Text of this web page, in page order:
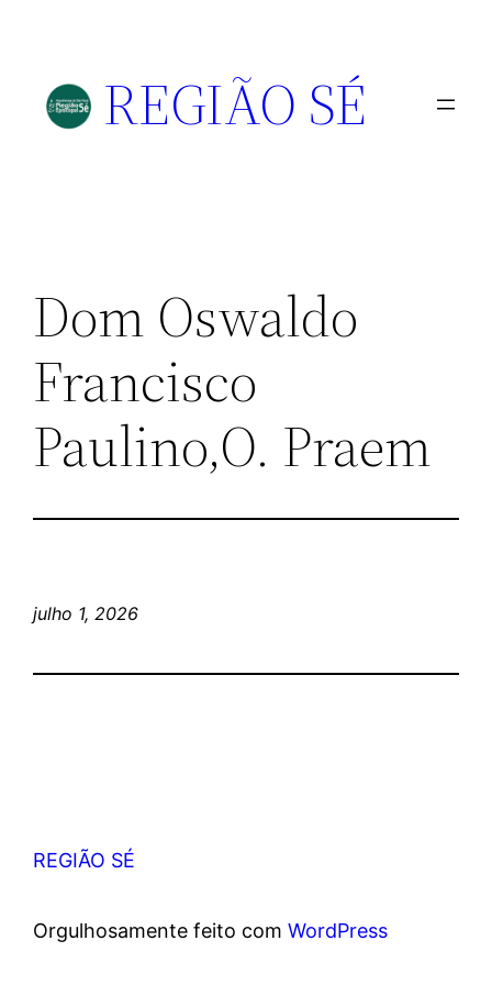
REGIÃO SÉ
Dom Oswaldo
Francisco
Paulino,O. Praem
julho 1, 2026
REGIÃO SÉ
Orgulhosamente feito comWordPress